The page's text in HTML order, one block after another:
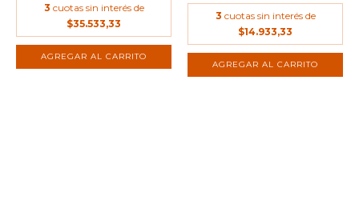
3 cuotas sin interés de
$35.533,33
3 cuotas sin interés de
$14.933,33